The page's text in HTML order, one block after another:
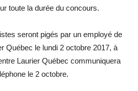
toute la durée du concours.
seront pigés par un employé de
Québec le lundi 2 octobre 2017, à
Laurier Québec communiquera
le 2 octobre.